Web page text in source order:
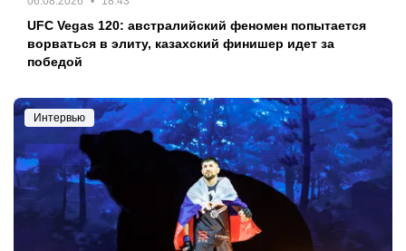
UFC Vegas 120: австралийский феномен попытается
ворваться в элиту, казахский финишер идет за
победой
Интервью